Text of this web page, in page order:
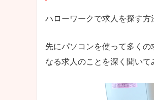
ハローワークで求人を探す方
先にパソコンを使って多く
なる求人のことを深く聞いて